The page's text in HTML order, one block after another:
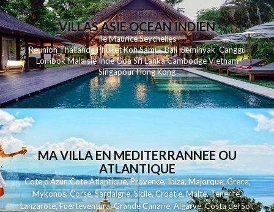
VILLAS ASIE OCEAN INDIEN
Ile MauriceSeychelles
ReunionThailandePhuketKohSamui Bali SeminyakCanggu
LombokMalaisieIndeGoaSri LankaCambodgeVietnam
SingapourHong Kong
MA VILLA EN MEDITERRANNEE OU
ATLANTIQUE
Cote d'Azur,Cote Atlantique,Provence,Ibiza,Majorque,Grece,
Mykonos,Corse,Sardaigne,Sicile,Croatie,Malte,Tenerife,
Lanzarote,Fuerteventura,Grande Canarie,Algarve,Costa del Sol,